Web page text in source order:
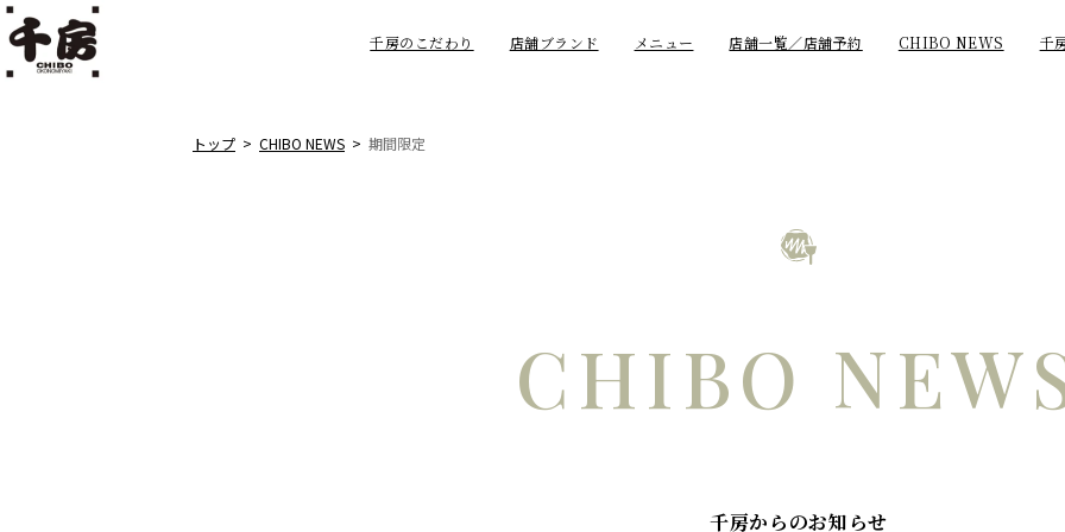
千房のこだわり 店舗ブランド メニュー 店舗一覧／店舗予約 CHIBO NEWS 千
トップ CHIBO NEWS 期間限定
CHIBO
千房からのお知らせ